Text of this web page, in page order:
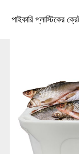
পাইকারি প্লাস্টিকের